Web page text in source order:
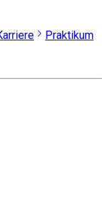
Praktikum